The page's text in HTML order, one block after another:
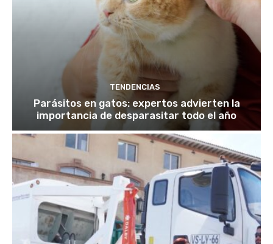
TENDENCIAS
Parásitos en gatos: expertos advierten la
importancia de desparasitar todo el año